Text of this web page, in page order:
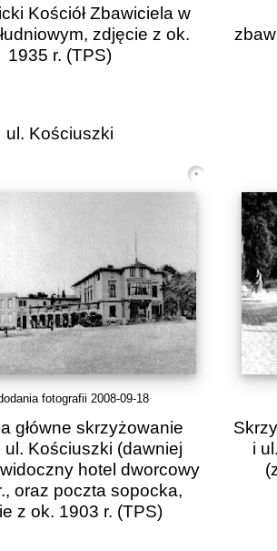
Kościół Zbawiciela w
zdjęcie z ok.
1935 r. (TPS)
ul. Kościuszki
fotografii 2008-09-18
główne skrzyżowanie
Kościuszki (dawniej
hotel dworcowy
oraz poczta sopocka,
z ok. 1903 r. (TPS)
i